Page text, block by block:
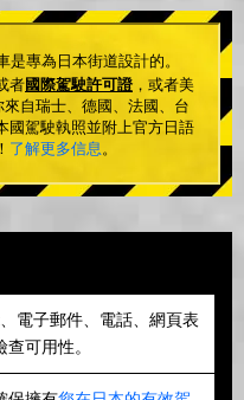
專為日本街道設計的。
者國際駕駛許可證 ，或者美
自瑞士、德國、法國、台
國駕駛執照並附上官方日語
了解更多信息。
電子郵件、電話、網頁表
可用性。